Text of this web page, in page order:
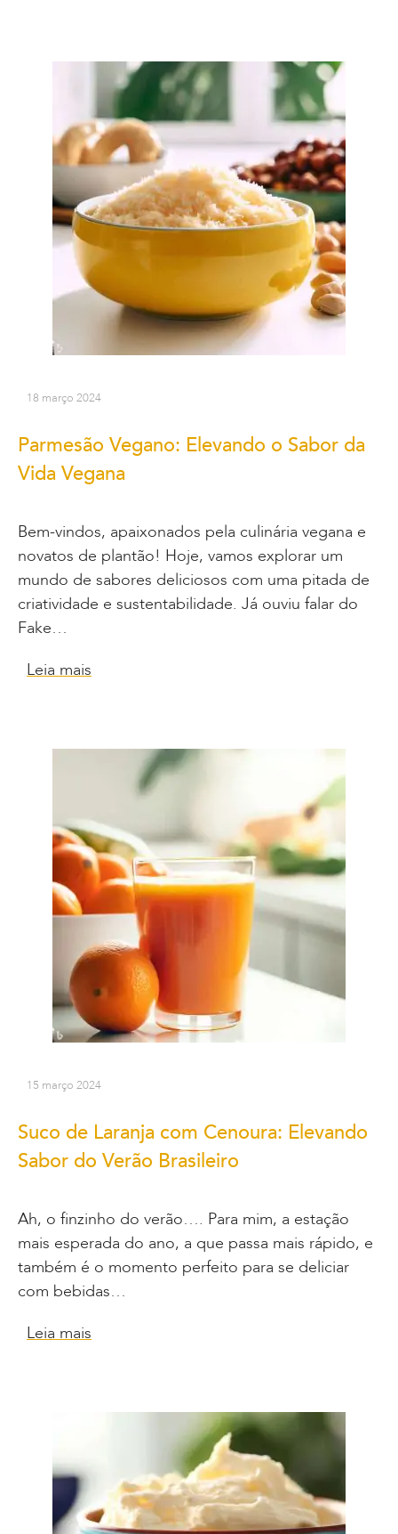
18 março 2024
Parmesão Vegano: Elevando o Sabor da
Vida Vegana
Bem-vindos, apaixonados pela culinária vegana e
novatos de plantão! Hoje, vamos explorar um
mundo de sabores deliciosos com uma pitada de
criatividade e sustentabilidade. Já ouviu falar do
Fake…
Leia mais
15 março 2024
Suco de Laranja com Cenoura: Elevando
Sabor do Verão Brasileiro
Ah, o finzinho do verão…. Para mim, a estação
mais esperada do ano, a que passa mais rápido, e
também é o momento perfeito para se deliciar
com bebidas…
Leia mais